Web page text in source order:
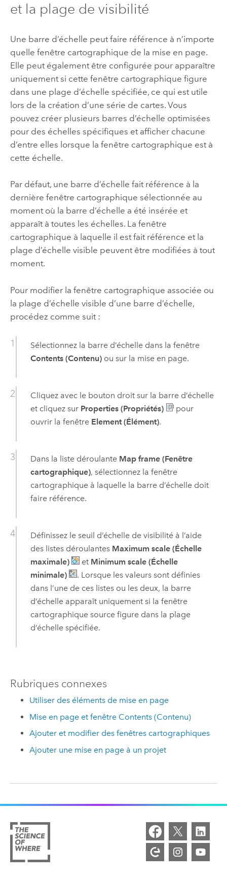
et la plage de visibilité
Une barre d’échelle peut faire référence à n’importe
quelle fenêtre cartographique de la mise en page.
Elle peut également être configurée pour apparaître
uniquement si cette fenêtre cartographique figure
dans une plage d’échelle spécifiée, ce qui est utile
lors de la création d’une série de cartes. Vous
pouvez créer plusieurs barres d’échelle optimisées
pour des échelles spécifiques et afficher chacune
d’entre elles lorsque la fenêtre cartographique est à
cette échelle.
Par défaut, une barre d’échelle fait référence à la
dernière fenêtre cartographique sélectionnée au
moment où la barre d’échelle a été insérée et
apparaît à toutes les échelles. La fenêtre
cartographique à laquelle il est fait référence et la
plage d’échelle visible peuvent être modifiées à tout
moment.
Pour modifier la fenêtre cartographique associée ou
la plage d’échelle visible d’une barre d’échelle,
procédez comme suit :
Sélectionnez la barre d’échelle dans la fenêtre
Contents (Contenu)ou sur la mise en page.
Cliquez avec le bouton droit sur la barre d’échelle
et cliquez sur Properties (Propriétés)
pour
ouvrir la fenêtre Element (Élément).
Dans la liste déroulante Map frame (Fenêtre
cartographique), sélectionnez la fenêtre
cartographique à laquelle la barre d’échelle doit
faire référence.
Définissez le seuil d’échelle de visibilité à l’aide
des listes déroulantes Maximum scale (Échelle
maximale)
et Minimum scale (Échelle
minimale)
. Lorsque les valeurs sont définies
dans l’une de ces listes ou les deux, la barre
d’échelle apparaît uniquement si la fenêtre
cartographique source figure dans la plage
d’échelle spécifiée.
Rubriques connexes
Utiliser des éléments de mise en page
Mise en page et fenêtre Contents (Contenu)
Ajouter et modifier des fenêtres cartographiques
Ajouter une mise en page à un projet